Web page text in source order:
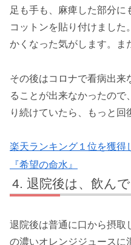
足も手も、麻痺した部分
コットンを貼り付けました
かくなった気がします。ま
その後はコロナで看病出来
ることが出来なかったの
り続けていたら、もっと回
楽天ランキング１位を獲得
『希望の命水』
退院後は、飲ん
退院後は普通に口から摂取
の濃いオレンジジュースに